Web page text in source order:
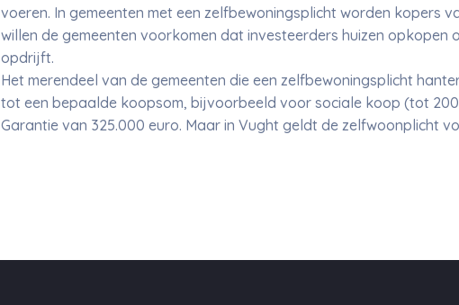
voeren. In gemeenten met een zelfbewoningsplicht worden kopers
willen de gemeenten voorkomen dat investeerders huizen
opdrijft.
Het merendeel van de gemeenten die een zelfbewoningsplicht
tot een bepaalde koopsom, bijvoorbeeld voor sociale koop (tot
Garantie van 325.000 euro. Maar in Vught geldt de zelfwoonplicht